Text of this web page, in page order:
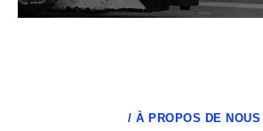
À PROPOS DE NOUS